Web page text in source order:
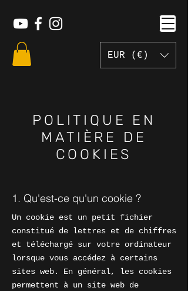
EUR (€)
POLITIQUE EN
MATIÈRE DE
COOKIES
1. Qu'est-ce qu'un cookie ?
Un cookie est un petit fichier
constitué de lettres et de chiffres
et téléchargé sur votre ordinateur
lorsque vous accédez à certains
sites web. En général, les cookies
permettent à un site web de